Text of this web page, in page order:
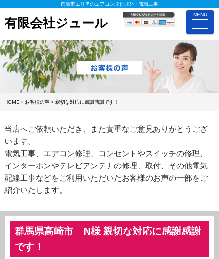
MENU
toggle
前橋市エリアのエアコン取付取外・電気工事
有限会社ジュール
HOME > お客様の声> 親切な対応に感謝感謝です！
当店へご依頼いただき、また貴重なご意見ありがとうござ
います。
電気工事、エアコン修理、コンセントやスイッチの修理、
インターホンやテレビアンテナの修理、取付、その他電気
配線工事などをご利用いただいたお客様のお声の一部をご
紹介いたします。
群馬県高崎市 N様 親切な対応に感謝感謝
です！